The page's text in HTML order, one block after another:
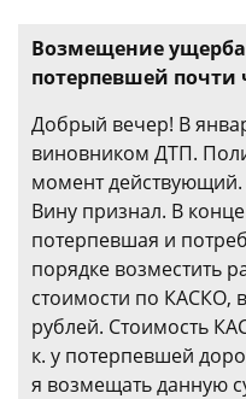
Возмещение
потерпевшей почти
Добрый вечер! В
виновником ДТП.
момент
Вину признал. В
потерпевшая и
порядке возместить
стоимости по КАСКО,
рублей. Стоимость
к. у потерпевшей
я возмещать данную